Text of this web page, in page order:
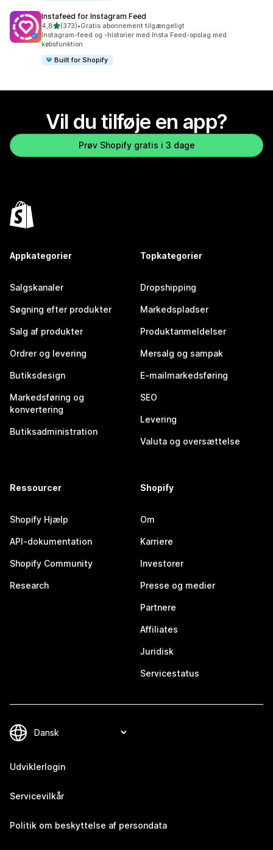
Instafeed for Instagram Feed
4,8ud af 5 stjerner
(373)
373 anmeldelser i alt
•Gratis abonnement tilgængeligt
Instagram-feed og -historier med Insta Feed-opslag med
købsfunktion
Built for Shopify
Vil du tilføje en app?
Prøv Shopify gratis i 3 dage
Appkategorier
Salgskanaler
Søgning efter produkter
Salg af produkter
Ordrer og levering
Butiksdesign
Markedsføring og
konvertering
Butiksadministration
Topkategorier
Dropshipping
Markedspladser
Produktanmeldelser
Mersalg og sampak
E-mailmarkedsføring
SEO
Levering
Valuta og oversættelse
Ressourcer
Shopify Hjælp
API-dokumentation
Shopify Community
Research
Shopify
Om
Karriere
Investorer
Presse og medier
Partnere
Affiliates
Juridisk
Servicestatus
Udviklerlogin
Servicevilkår
Politik om beskyttelse af persondata